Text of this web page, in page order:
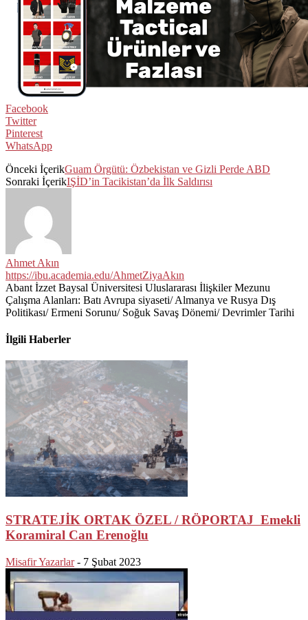
Facebook
Twitter
Pinterest
WhatsApp
Önceki İçerikGuam Örgütü: Özbekistan ve Gizli Perde ABD
Sonraki İçerikIŞİD’in Tacikistan’da İlk Saldırısı
Ahmet Akın
https://ibu.academia.edu/AhmetZiyaAkın
Abant İzzet Baysal Üniversitesi Uluslararası İlişkiler Mezunu
Çalışma Alanları: Batı Avrupa siyaseti/ Almanya ve Rusya Dış
Politikası/ Ermeni Sorunu/ Soğuk Savaş Dönemi/ Devrimler Tarihi
İlgili Haberler
STRATEJİK ORTAK ÖZEL / RÖPORTAJ Emekli
Koramiral Can Erenoğlu
Misafir Yazarlar - 7 Şubat 2023